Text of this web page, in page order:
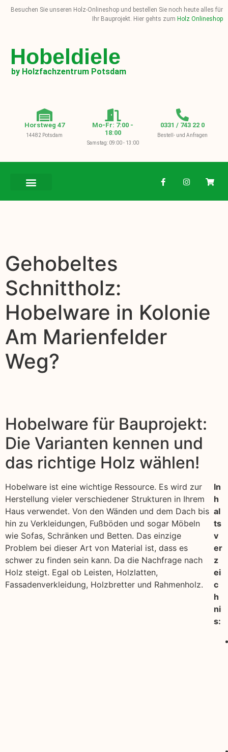
Besuchen Sie unseren Holz-Onlineshop und bestellen Sie noch heute alles für
Ihr Bauprojekt. Hier gehts zum Holz Onlineshop
Hobeldiele
by Holzfachzentrum Potsdam
Horstweg 47
14482 Potsdam
Mo-Fr: 7:00 -
18:00
Samstag: 09:00 - 13:00
0331 / 743 22 0
Bestell- und Anfragen
Gehobeltes
Schnittholz:
Hobelware in Kolonie
Am Marienfelder
Weg?
Hobelware für Bauprojekt:
Die Varianten kennen und
das richtige Holz wählen!
Hobelware ist eine wichtige Ressource. Es wird zur
Herstellung vieler verschiedener Strukturen in Ihrem
Haus verwendet. Von den Wänden und dem Dach bis
hin zu Verkleidungen, Fußböden und sogar Möbeln
wie Sofas, Schränken und Betten. Das einzige
Problem bei dieser Art von Material ist, dass es
schwer zu finden sein kann. Da die Nachfrage nach
Holz steigt. Egal ob Leisten, Holzlatten,
Fassadenverkleidung, Holzbretter und Rahmenholz.
In
h
al
ts
v
er
z
ei
c
h
ni
s: